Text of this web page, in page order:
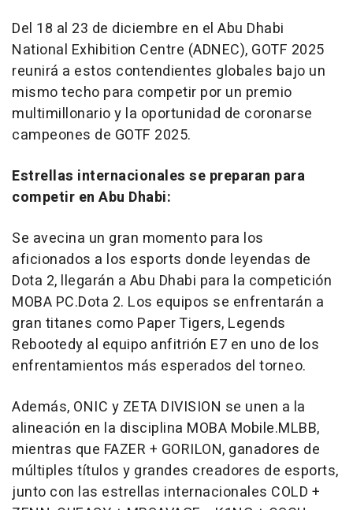
Del 18 al 23 de diciembre en el Abu Dhabi
National Exhibition Centre (ADNEC), GOTF 2025
reunirá a estos contendientes globales bajo un
mismo techo para competir por un premio
multimillonario y la oportunidad de coronarse
campeones de GOTF 2025.
Estrellas internacionales se preparan para
competir en Abu Dhabi:
Se avecina un gran momento para los
aficionados a los esports donde leyendas de
Dota 2, llegarán a Abu Dhabi para la competición
MOBA PC.Dota 2. Los equipos se enfrentarán a
gran titanes como Paper Tigers, Legends
Rebootedy al equipo anfitrión E7 en uno de los
enfrentamientos más esperados del torneo.
Además, ONIC y ZETA DIVISION se unen a la
alineación en la disciplina MOBA Mobile.MLBB,
mientras que FAZER + GORILON, ganadores de
múltiples títulos y grandes creadores de esports,
junto con las estrellas internacionales COLD +